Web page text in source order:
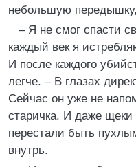
небольшую
– Я не смог спасти
каждый век я
И после каждого
легче. – В глазах
Сейчас он уже не
старичка. И даже щеки
перестали быть
внутрь.